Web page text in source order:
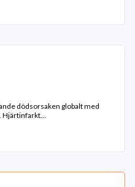
dödsorsaken globalt med